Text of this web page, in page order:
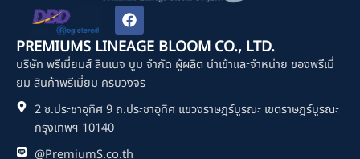
F
a
c
e
b
o
k
PREMIUMS LINEAGE BLOOM CO., LTD.
บริษัท พรีเมี่ยมส์ ลินเนจ บูม จำกัด ผู้ผลิต นำเข้าและจำหน่าย ของพรีเมี่
ยม สินค้าพรีเมี่ยม ครบวงจร
2 ซ.ประชาอุทิศ 9 ถ.ประชาอุทิศ แขวงราษฎร์บูรณะ เขตราษฎร์บูรณะ
กรุงเทพฯ 10140
@PremiumS.co.th